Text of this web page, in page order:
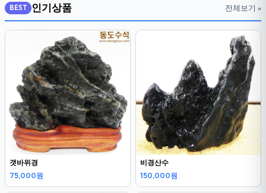
BEST 인기상품 전체보기 »
갯바위경
75,000원
비경산수
150,000원